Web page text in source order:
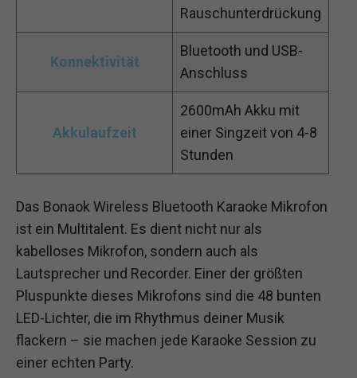
Rauschunterdrückung
Konnektivität
Bluetooth und USB-
Anschluss
Akkulaufzeit
2600mAh Akku mit
einer Singzeit von 4-8
Stunden
Das Bonaok Wireless Bluetooth Karaoke Mikrofon
ist ein Multitalent. Es dient nicht nur als
kabelloses Mikrofon, sondern auch als
Lautsprecher und Recorder. Einer der größten
Pluspunkte dieses Mikrofons sind die 48 bunten
LED-Lichter, die im Rhythmus deiner Musik
flackern – sie machen jede Karaoke Session zu
einer echten Party.